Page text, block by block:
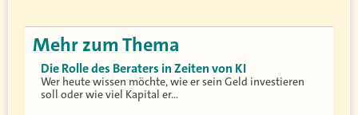
Mehr zum Thema
Die Rolle des Beraters in Zeiten von KI
Wer heute wissen möchte, wie er sein Geld investieren
soll oder wie viel Kapital er…